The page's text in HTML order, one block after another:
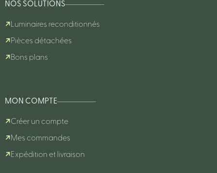
NOS SOLUTIONS
Luminaires reconditionnés
Pièces détachées
Bons plans
MON COMPTE
Créer un compte
Mes commandes
Expédition et livraison